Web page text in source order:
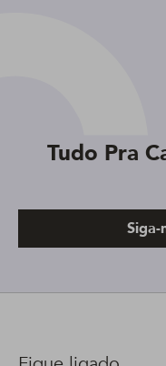
Tudo Pra